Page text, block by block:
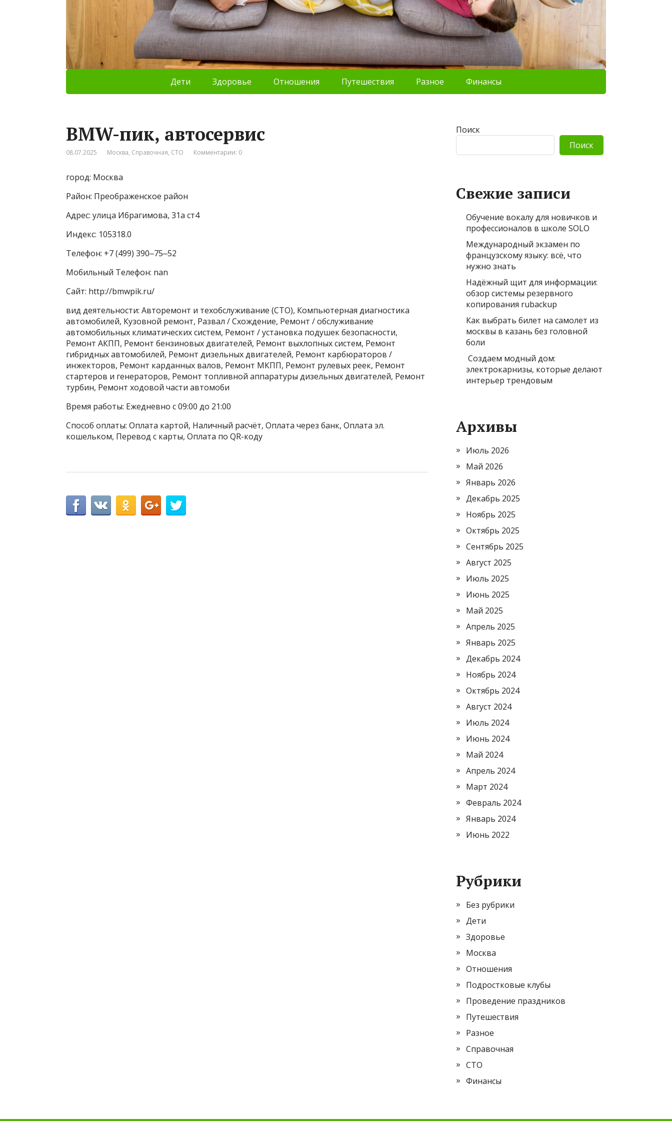
Дети Здоровье Отношения Путешествия Разное Финансы
BMW-пик, автосервис
08.07.2025 Москва, Справочная, СТО Комментарии: 0
город: Москва
Район: Преображенское район
Адрес: улица Ибрагимова, 31а ст4
Индекс: 105318.0
Телефон: +7 (499) 390‒75‒52
Мобильный Телефон: nan
Сайт: http://bmwpik.ru/
вид деятельности: Авторемонт и техобслуживание (СТО), Компьютерная диагностика
автомобилей, Кузовной ремонт, Развал / Схождение, Ремонт / обслуживание
автомобильных климатических систем, Ремонт / установка подушек безопасности,
Ремонт АКПП, Ремонт бензиновых двигателей, Ремонт выхлопных систем, Ремонт
гибридных автомобилей, Ремонт дизельных двигателей, Ремонт карбюраторов /
инжекторов, Ремонт карданных валов, Ремонт МКПП, Ремонт рулевых реек, Ремонт
стартеров и генераторов, Ремонт топливной аппаратуры дизельных двигателей, Ремонт
турбин, Ремонт ходовой части автомоби
Время работы: Ежедневно с 09:00 до 21:00
Способ оплаты: Оплата картой, Наличный расчёт, Оплата через банк, Оплата эл.
кошельком, Перевод с карты, Оплата по QR-коду
Поиск
Поиск
Свежие записи
Обучение вокалу для новичков и
профессионалов в школе SOLO
Международный экзамен по
французскому языку: всё, что
нужно знать
Надёжный щит для информации:
обзор системы резервного
копирования rubackup
Как выбрать билет на самолет из
москвы в казань без головной
боли
Создаем модный дом:
электрокарнизы, которые делают
интерьер трендовым
Архивы
Июль 2026
Май 2026
Январь 2026
Декабрь 2025
Ноябрь 2025
Октябрь 2025
Сентябрь 2025
Август 2025
Июль 2025
Июнь 2025
Май 2025
Апрель 2025
Январь 2025
Декабрь 2024
Ноябрь 2024
Октябрь 2024
Август 2024
Июль 2024
Июнь 2024
Май 2024
Апрель 2024
Март 2024
Февраль 2024
Январь 2024
Июнь 2022
Рубрики
Без рубрики
Дети
Здоровье
Москва
Отношения
Подростковые клубы
Проведение праздников
Путешествия
Разное
Справочная
СТО
Финансы